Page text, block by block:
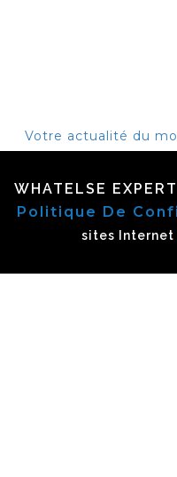
Votre actualité du
WHATELSE
Politique De
sites Internet